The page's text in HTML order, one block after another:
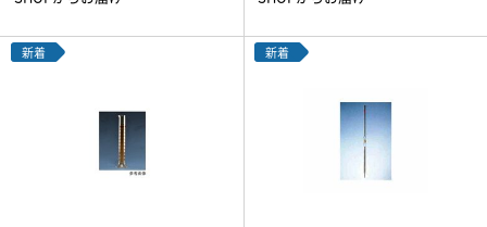
新着 新着